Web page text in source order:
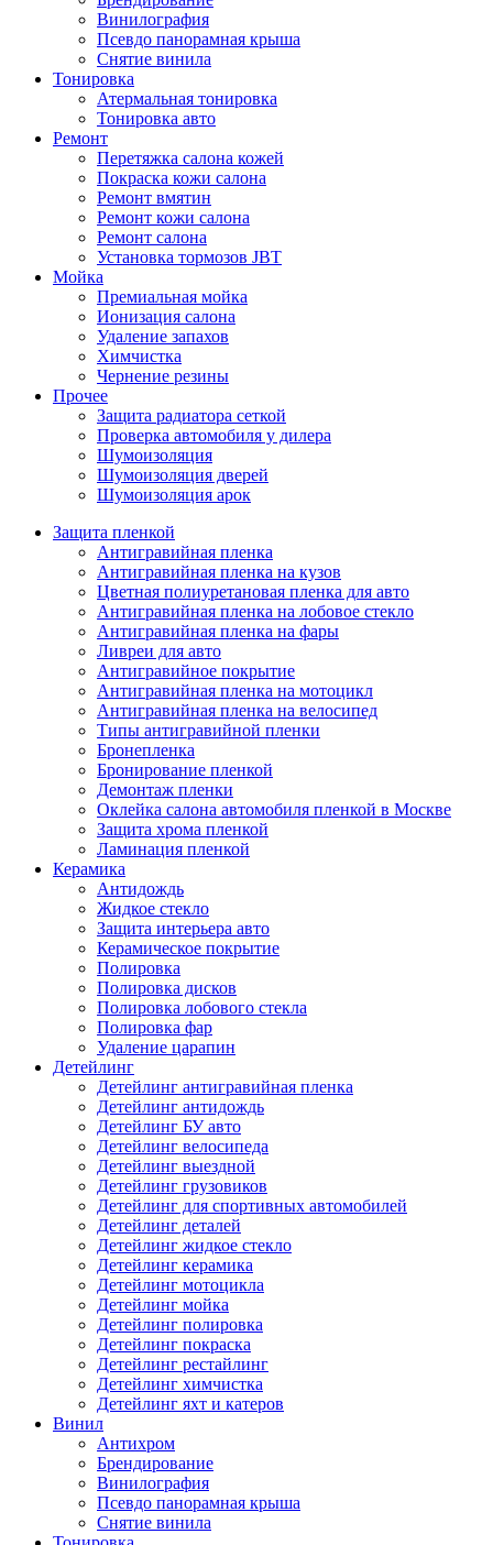
Винилография
Псевдо панорамная крыша
Снятие винила
Тонировка
Атермальная тонировка
Тонировка авто
Ремонт
Перетяжка салона кожей
Покраска кожи салона
Ремонт вмятин
Ремонт кожи салона
Ремонт салона
Установка тормозов JBT
Мойка
Премиальная мойка
Ионизация салона
Удаление запахов
Химчистка
Чернение резины
Прочее
Защита радиатора сеткой
Проверка автомобиля у дилера
Шумоизоляция
Шумоизоляция дверей
Шумоизоляция арок
Защита пленкой
Антигравийная пленка
Антигравийная пленка на кузов
Цветная полиуретановая пленка для авто
Антигравийная пленка на лобовое стекло
Антигравийная пленка на фары
Ливреи для авто
Антигравийное покрытие
Антигравийная пленка на мотоцикл
Антигравийная пленка на велосипед
Типы антигравийной пленки
Бронепленка
Бронирование пленкой
Демонтаж пленки
Оклейка салона автомобиля пленкой в Москве
Защита хрома пленкой
Ламинация пленкой
Керамика
Антидождь
Жидкое стекло
Защита интерьера авто
Керамическое покрытие
Полировка
Полировка дисков
Полировка лобового стекла
Полировка фар
Удаление царапин
Детейлинг
Детейлинг антигравийная пленка
Детейлинг антидождь
Детейлинг БУ авто
Детейлинг велосипеда
Детейлинг выездной
Детейлинг грузовиков
Детейлинг для спортивных автомобилей
Детейлинг деталей
Детейлинг жидкое стекло
Детейлинг керамика
Детейлинг мотоцикла
Детейлинг мойка
Детейлинг полировка
Детейлинг покраска
Детейлинг рестайлинг
Детейлинг химчистка
Детейлинг яхт и катеров
Винил
Антихром
Брендирование
Винилография
Псевдо панорамная крыша
Снятие винила